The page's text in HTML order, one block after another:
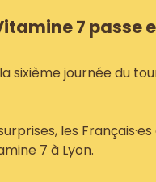
7 passe
sixième journée du
les
7 à Lyon.